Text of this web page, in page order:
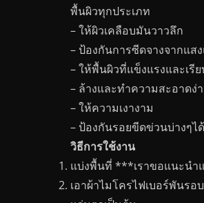
พื้นผิวทุกประเภท
– ให้ผิวเคลือบมันวาวลึก
– ป้องกันการซีดจางจากแส
– ให้พื้นผิวที่แข็งแรงและเรี
– ล้างและทำความสะอาดง่
– ให้ความเงางาม
– ป้องกันรอยขีดข่วนบ่างๆได้
วิธีการใช้งาน
แบ่งพื้นที่ ***เราขอแนะนำ
เอาผ้าไมโครไฟเบอร์พันร